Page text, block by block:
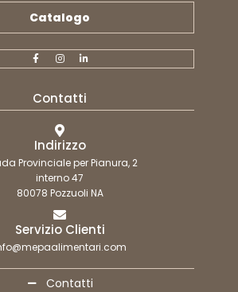
Catalogo
Contatti
Indirizzo
Provinciale per Pianura, 2
interno 47
80078 Pozzuoli NA
Servizio Clienti
Contatti